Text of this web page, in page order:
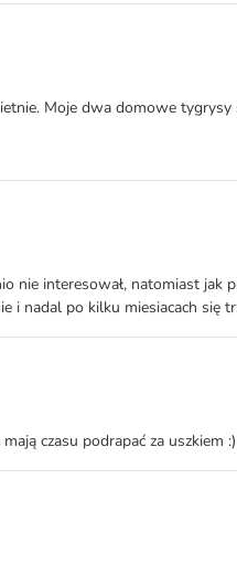
Moje dwa domowe
nie interesował, natomiast jak
i nadal po kilku miesiacach się
czasu podrapać za uszkiem